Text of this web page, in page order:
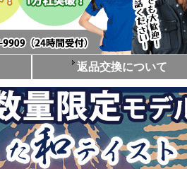
返品交換について